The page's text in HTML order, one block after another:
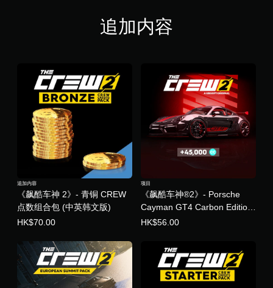
追加内容
《飙酷车神 2》- 青铜 CREW
点数组合包 (中英韩文版)
追加内容
HK$70.00
《飙酷车神®2》- Porsche
Cayman GT4 Carbon Edition
新手组合包 (中英韩文版)
项目
HK$56.00